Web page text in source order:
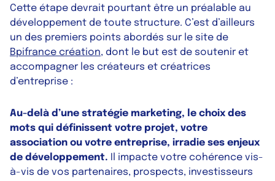
Cette étape devrait pourtant être un préalable au
développement de toute structure. C’est d’ailleurs
un des premiers points abordés sur le site de
Bpifrance création, dont le but est de soutenir et
accompagner les créateurs et créatrices
d’entreprise :
Au-delà d’une stratégie marketing, le choix des
mots qui définissent votre projet, votre
association ou votre entreprise, irradie ses enjeux
de développement.
Il impacte votre cohérence vis-
à-vis de vos partenaires, prospects, investisseurs